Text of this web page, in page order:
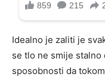
Idealno je zaliti je
se tlo ne smije stalno
sposobnosti da